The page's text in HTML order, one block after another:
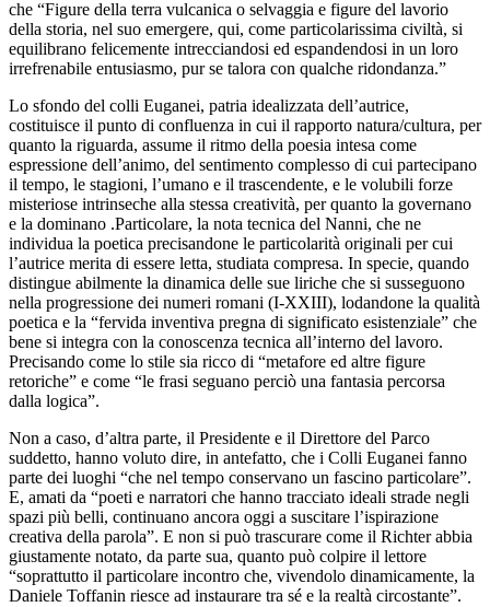
che “Figure della terra vulcanica o selvaggia e figure del lavorio
della storia, nel suo emergere, qui, come particolarissima civiltà, si
equilibrano felicemente intrecciandosi ed espandendosi in un loro
irrefrenabile entusiasmo, pur se talora con qualche ridondanza.”
Lo sfondo del colli Euganei, patria idealizzata dell’autrice,
costituisce il punto di confluenza in cui il rapporto natura/cultura, per
quanto la riguarda, assume il ritmo della poesia intesa come
espressione dell’animo, del sentimento complesso di cui partecipano
il tempo, le stagioni, l’umano e il trascendente, e le volubili forze
misteriose intrinseche alla stessa creatività, per quanto la governano
e la dominano .Particolare, la nota tecnica del Nanni, che ne
individua la poetica precisandone le particolarità originali per cui
l’autrice merita di essere letta, studiata compresa. In specie, quando
distingue abilmente la dinamica delle sue liriche che si susseguono
nella progressione dei numeri romani (I-XXIII), lodandone la qualità
poetica e la “fervida inventiva pregna di significato esistenziale” che
bene si integra con la conoscenza tecnica all’interno del lavoro.
Precisando come lo stile sia ricco di “metafore ed altre figure
retoriche” e come “le frasi seguano perciò una fantasia percorsa
dalla logica”.
Non a caso, d’altra parte, il Presidente e il Direttore del Parco
suddetto, hanno voluto dire, in antefatto, che i Colli Euganei fanno
parte dei luoghi “che nel tempo conservano un fascino particolare”.
E, amati da “poeti e narratori che hanno tracciato ideali strade negli
spazi più belli, continuano ancora oggi a suscitare l’ispirazione
creativa della parola”. E non si può trascurare come il Richter abbia
giustamente notato, da parte sua, quanto può colpire il lettore
“soprattutto il particolare incontro che, vivendolo dinamicamente, la
Daniele Toffanin riesce ad instaurare tra sé e la realtà circostante”.